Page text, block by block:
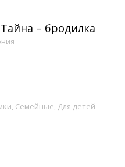
– бродилка
, Семейные, Для детей